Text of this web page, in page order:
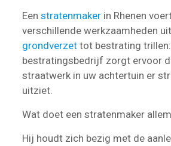
Een stratenmakerin Rhenen
verschillende werkzaamheden
grondverzettot bestrating
bestratingsbedrijf zorgt ervoor
straatwerk in uw achtertuin er
uitziet.
Wat doet een stratenmaker
Hij houdt zich bezig met de